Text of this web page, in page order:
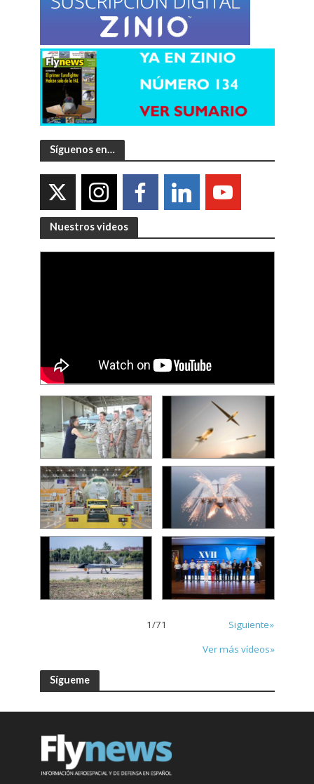
Síguenos en…
Nuestros videos
1/71
Siguiente»
Ver más vídeos»
Sígueme